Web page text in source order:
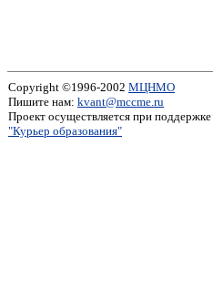
Copyright ©1996-2002 МЦНМО
Пишите нам: kvant@mccme.ru
Проект осуществляется при поддержке
"Курьер образования"